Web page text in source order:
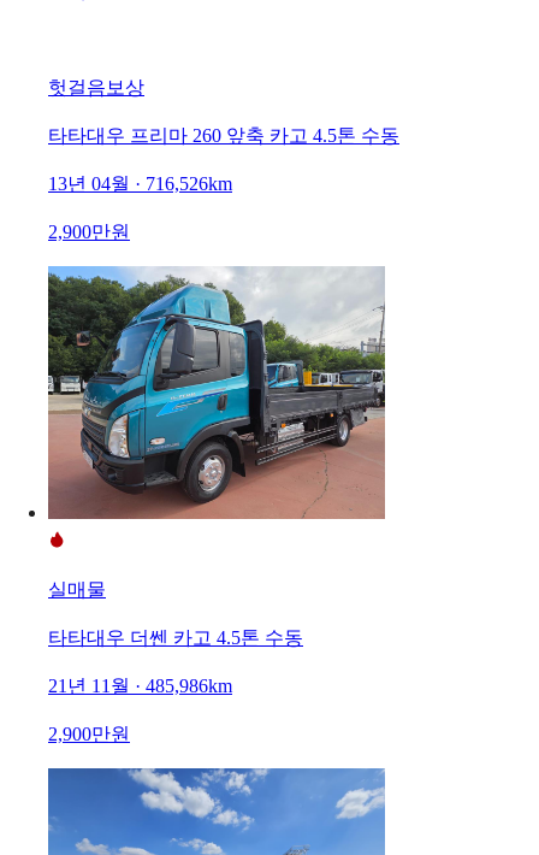
헛걸음보상
타타대우 프리마 260 앞축 카고 4.5톤 수동
13년 04월 · 716,526km
2,900만원
실매물
타타대우 더쎈 카고 4.5톤 수동
21년 11월 · 485,986km
2,900만원